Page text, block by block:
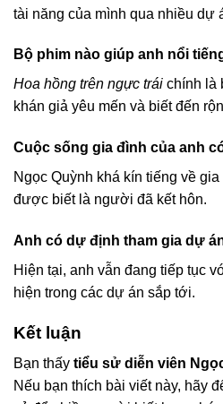
tài năng của mình qua nhiều dự
Bộ phim nào giúp anh nổi
Hoa hồng trên ngực trái chính là
khán giả yêu mến và biết đến
Cuộc sống gia đình của anh
Ngọc Quỳnh khá kín tiếng về
được biết là người đã kết hôn.
Anh có dự định tham gia dự
Hiện tại, anh vẫn đang tiếp tục
hiện trong các dự án sắp tới.
Kết luận
Bạn thấy tiểu sử diễn viên
Nếu bạn thích bài viết này, hãy